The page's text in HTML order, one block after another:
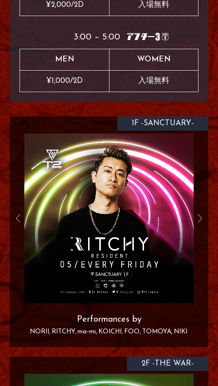
¥2,000/2D 入場無料
3:00 – 5:00
MEN WOMEN
¥1,000/2D 入場無料
1F -SANCTUARY-
Performances by
NORII RITCHY ma-mi KOICHI FOO TOMOYA NIKI
2F -THE WAR-